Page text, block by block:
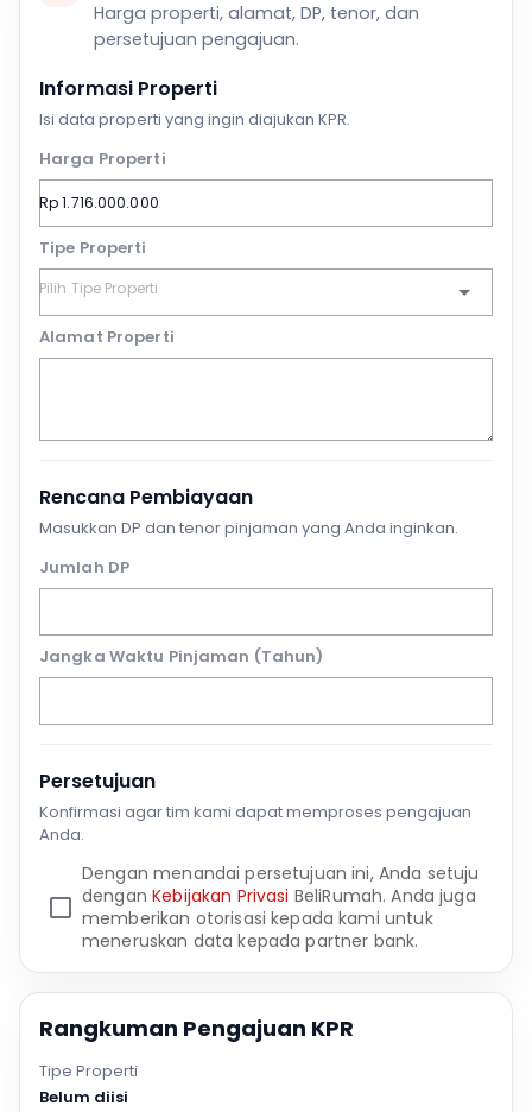
Harga properti, alamat, DP, tenor, dan
persetujuan pengajuan.
Informasi Properti
Isi data properti yang ingin diajukan KPR.
Harga Properti
Tipe Properti
Alamat Properti
Rencana Pembiayaan
Masukkan DP dan tenor pinjaman yang Anda inginkan.
Jumlah DP
Jangka Waktu Pinjaman (Tahun)
Persetujuan
Konfirmasi agar tim kami dapat memproses pengajuan
Anda.
Dengan menandai persetujuan ini, Anda setuju
denganKebijakan Privasi BeliRumah. Anda juga
memberikan otorisasi kepada kami untuk
meneruskan data kepada partner bank.
Rangkuman Pengajuan KPR
Tipe Properti
Belum diisi